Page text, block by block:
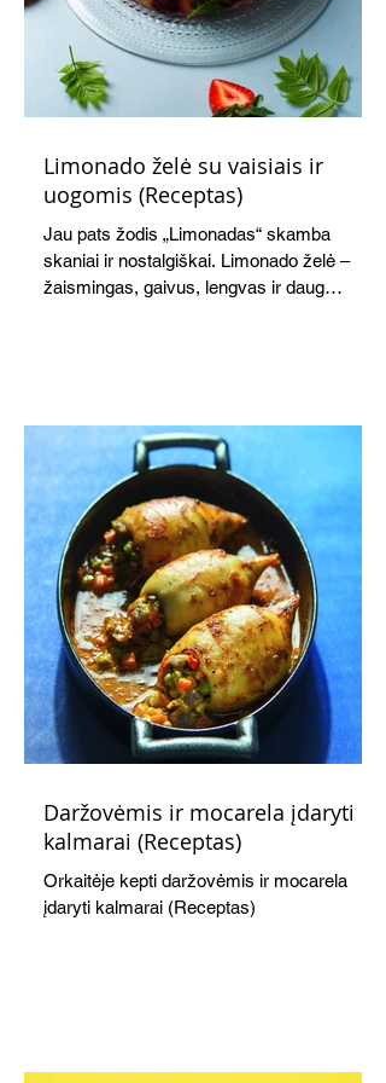
Limonado želė su vaisiais ir
uogomis (Receptas)
Jau pats žodis „Limonadas“ skamba
skaniai ir nostalgiškai. Limonado želė –
žaismingas, gaivus, lengvas ir daug
Daržovėmis ir mocarela įdaryti
kalmarai (Receptas)
Orkaitėje kepti daržovėmis ir mocarela
įdaryti kalmarai (Receptas)